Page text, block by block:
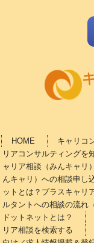
HOME
キャリコ
リアコンサルティングを
ャリア相談（みんキャリ
んキャリ）への相談申し
ットとは？プラスキャリ
ルタントへの相談の流れ
ドットネットとは？
リア相談を検索する